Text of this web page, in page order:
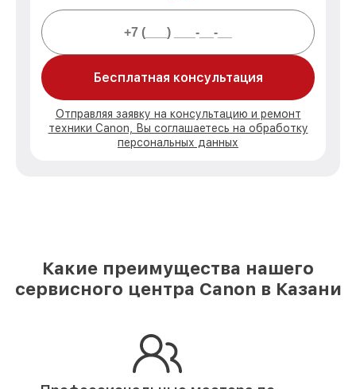
Бесплатная консультация
Отправляя заявку на консультацию и ремонт
техники Canon, Вы соглашаетесь на обработку
персональных данных
Какие преимущества нашего
сервисного центра Canon в Казани